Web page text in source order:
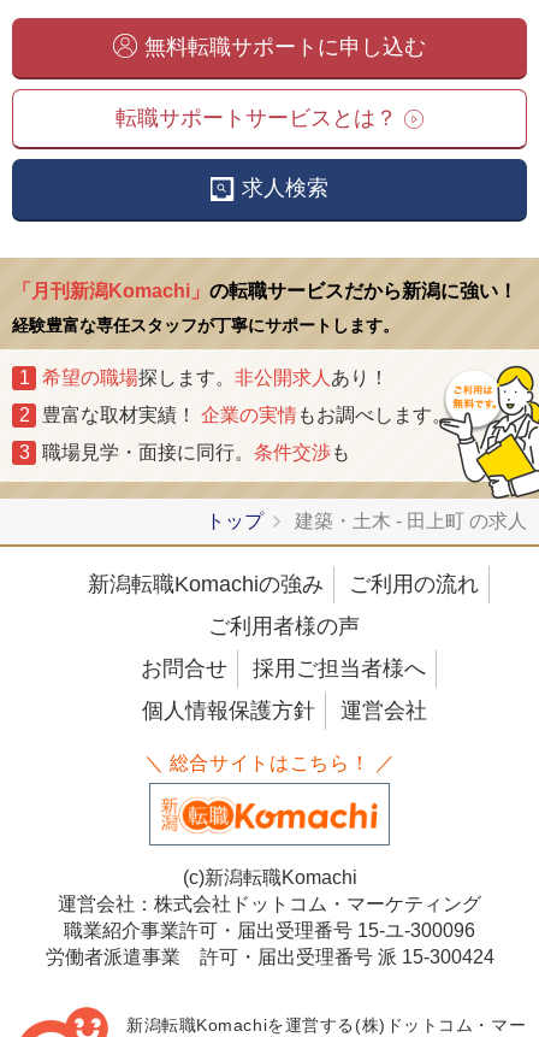
無料転職サポートに申し込む
転職サポートサービスとは？
求人検索
「月刊新潟Komachi」 の転職サービスだから新潟に強い！
経験豊富な専任スタッフが丁寧にサポートします。
1 希望の職場探します。 非公開求人 あり！
2
豊富な取材実績！ 企業の実情もお調べします。
3
職場見学・面接に同行。 条件交渉も
トップ 建築・土木 - 田上町 の求人
新潟転職Komachiの強み
ご利用の流れ
ご利用者様の声
お問合せ
採用ご担当者様へ
個人情報保護方針
運営会社
＼ 総合サイトはこちら！ ／
(c)新潟転職Komachi
運営会社：株式会社ドットコム・マーケティング
職業紹介事業許可・届出受理番号 15-ユ-300096
労働者派遣事業 許可・届出受理番号 派 15-300424
新潟転職Komachiを運営する(株)ドットコム・マー